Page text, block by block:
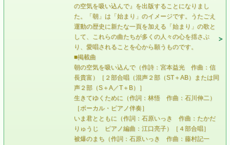
の空気を吸い込んで』を出版することになりまし
た。「朝」は「始まり」のイメージです。うたごえ
運動の歴史に新たな一頁を加える「始まり」の歌と
して、これらの曲たちが多くの人々の心を揺さぶ
り、愛唱されることを心から願うものです。
■掲載曲
朝の空気を吸い込んで（作詩：宮本益光 作曲：信
長貴富）［２部合唱（混声２部（ST＋AB）または同
声２部（S＋A／T＋B）］
生きてゆくために（作詞：林悟 作曲：石川伸二）
［ボーカル・ピアノ伴奏］
いま君とともに（作詞：石原いっき 作曲：たかだ
りゅうじ ピアノ編曲：江口亮子）［４部合唱］
被爆のまち（作詞：石原いっき 作曲：藤村記一